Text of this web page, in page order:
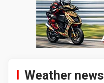
Weather news